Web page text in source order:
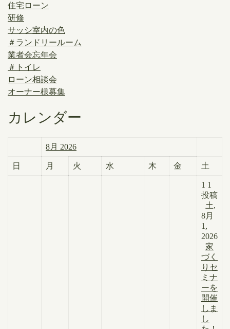
住宅ローン
研修
サッシ室内の色
＃ランドリールーム
業者会忘年会
＃トイレ
ローン相談会
オーナー様募集
カレンダー
8月 2026
日 月 火 水 木 金 土
1 1
投稿
土,
8月
1,
2026
家
づく
りセ
ミナ
ーを
開催
しま
し